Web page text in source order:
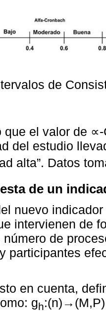
de
que el valor de
del estudio
alta”. Datos
de un
nuevo
intervienen de
número de
participantes
en cuenta,
gh